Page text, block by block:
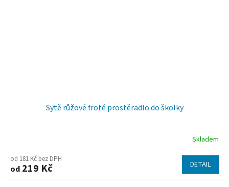
Sytě růžové froté prostěradlo do školky
Skladem
od 181 Kč bez DPH
od 219 Kč DETAIL